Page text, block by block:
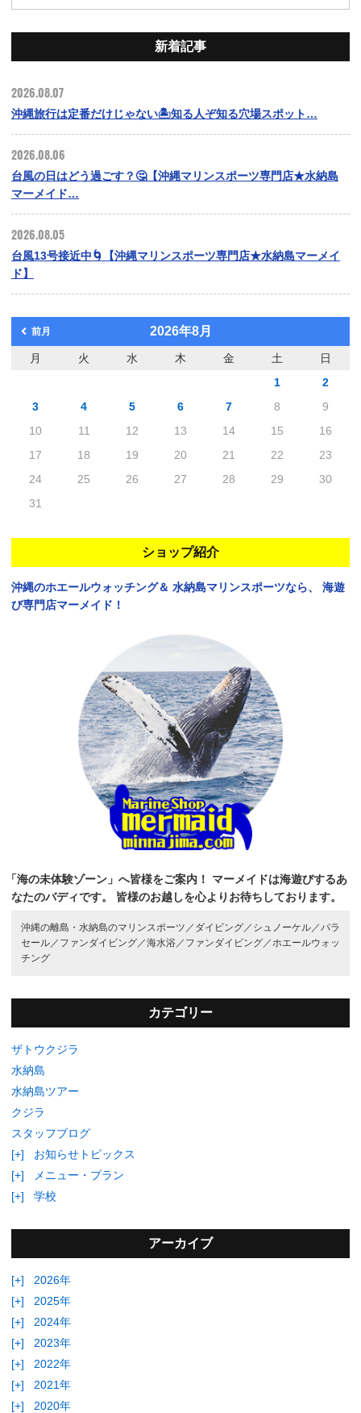
新着記事
2026.08.07
沖縄旅行は定番だけじゃない🏝️知る人ぞ知る穴場スポット…
2026.08.06
台風の日はどう過ごす？🤔【沖縄マリンスポーツ専門店★水納島
マーメイド…
2026.08.05
台風13号接近中🌀【沖縄マリンスポーツ専門店★水納島マーメイ
ド】
前月 2026年8月
月 火 水 木 金 土
日
1
2
3
4 5 6 7 8
9
10
11 12 13 14 15
16
17
18 19 20 21 22
23
24
25 26 27 28 29
30
31
ショップ紹介
沖縄のホエールウォッチング＆ 水納島マリンスポーツなら、
海遊
び専門店マーメイド！
「海の未体験ゾーン」へ皆様をご案内！
マーメイドは海遊びするあ
なたのバディです。
皆様のお越しを心よりお待ちしております。
沖縄の離島・水納島のマリンスポーツ／ ダイビング／ シュノーケル／パラ
セール／ ファンダイビング／海水浴／ ファンダイビング／ホエールウォッ
チング
カテゴリー
ザトウクジラ
水納島
水納島ツアー
クジラ
スタッフブログ
[+]
お知らせトピックス
[+]
メニュー・プラン
[+]
学校
アーカイブ
[+]
2026年
[+]
2025年
[+]
2024年
[+]
2023年
[+]
2022年
[+]
2021年
[+]
2020年